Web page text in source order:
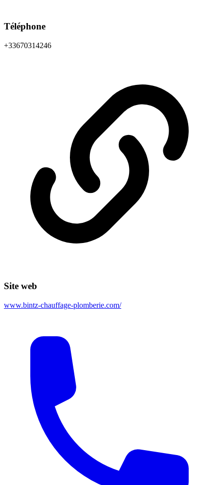
Téléphone
+33670314246
Site web
www.bintz-chauffage-plomberie.com/